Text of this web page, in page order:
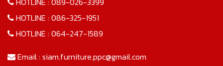
HOTLINE : 086-325-1951
HOTLINE : 064-247-1589
Email : siam.furniture.ppc@gmail.com